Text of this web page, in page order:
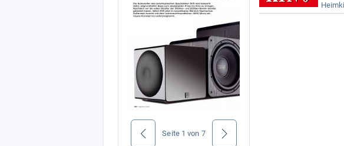
mit
den
Pfeiltasten
auswählen.
zurück Seite 1 von 7 weiter